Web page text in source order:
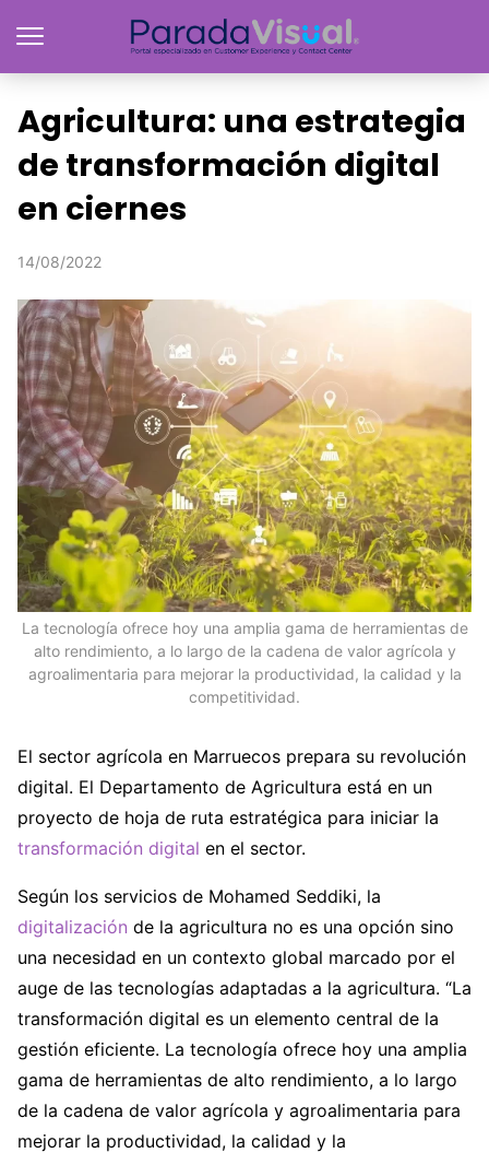
Agricultura: una estrategia
de transformación digital
en ciernes
14/08/2022
La tecnología ofrece hoy una amplia gama de herramientas de
alto rendimiento, a lo largo de la cadena de valor agrícola y
agroalimentaria para mejorar la productividad, la calidad y la
competitividad.
El sector agrícola en Marruecos prepara su revolución
digital. El Departamento de Agricultura está en un
proyecto de hoja de ruta estratégica para iniciar la
transformación digital en el sector.
Según los servicios de Mohamed Seddiki, la
digitalización de la agricultura no es una opción sino
una necesidad en un contexto global marcado por el
auge de las tecnologías adaptadas a la agricultura. “La
transformación digital es un elemento central de la
gestión eficiente. La tecnología ofrece hoy una amplia
gama de herramientas de alto rendimiento, a lo largo
de la cadena de valor agrícola y agroalimentaria para
mejorar la productividad, la calidad y la